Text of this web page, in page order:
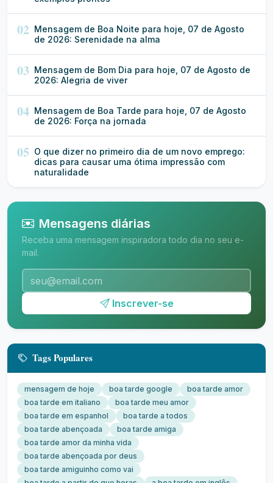
02 Mensagem de Boa Noite para hoje, 07 de Agosto
de 2026: Serenidade na alma
03 Mensagem de Bom Dia para hoje, 07 de Agosto de
2026: Alegria de viver
04 Mensagem de Boa Tarde para hoje, 07 de Agosto
de 2026: Força na jornada
05 O que dizer no primeiro dia de um novo emprego:
dicas para causar uma ótima impressão com
naturalidade
Mensagens diárias
Receba uma mensagem inspiradora todo dia no seu e-
mail.
Inscrever-se
Tags Populares
mensagem de hoje boa tarde google
boa tarde amor
boa tarde em italiano
boa tarde meu amor
boa tarde em espanhol
boa tarde a todos
boa tarde abençoada
boa tarde amiga
boa tarde amor da minha vida
boa tarde abençoada por deus
boa tarde amiguinho como vai